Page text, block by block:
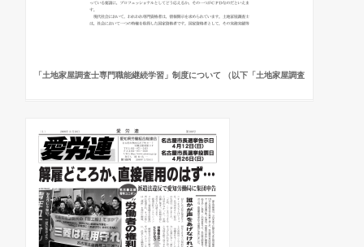
「土地家屋調査士専門職能継続学習」制度について （以下「土地家屋調査